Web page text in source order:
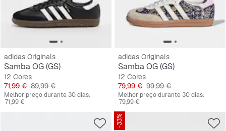
adidas Originals
Samba OG (GS)
12 Cores
Preço
71,99 € Preço original
89,99 €
Melhor preço durante 30 dias:
71,99 €
adidas Originals
Samba OG (GS)
12 Cores
Preço
79,99 € Preço original
99,99 €
Melhor preço durante 30 dias:
79,99 €
-33%